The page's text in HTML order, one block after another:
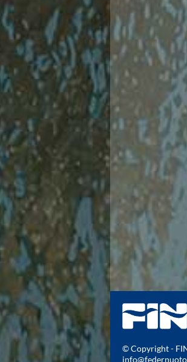
C. F. Livorno
C. F. Milano
C. F. Napoli "Felice
C.F. Palazzo del Nuoto
C. F. Trieste "Bruno
C. F. Verona "Alberto
C. F. Viterbo
Area Legislativa
Protezione Civile
Qualità
Sostenibilità
Privacy
Cookie Policy
Archivio News
Flash News
Galleria fotografica
Videogallery
Intranet
Webmail
Contatti
© Copyright -